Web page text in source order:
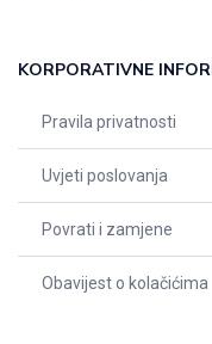
KORPORATIVNE
Pravila privatnosti
Uvjeti poslovanja
Povrati i zamjene
Obavijest o kolačićima